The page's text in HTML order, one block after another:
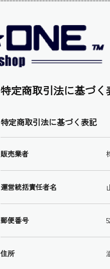
特定商取引法に基づく
特定商取引法に基づく表記
販売業者
運営統括責任者名
郵便番号
住所